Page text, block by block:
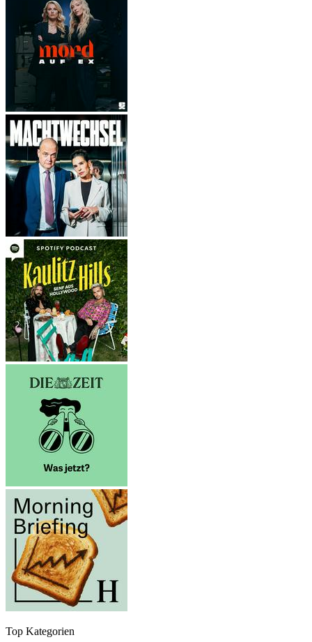
Top Kategorien